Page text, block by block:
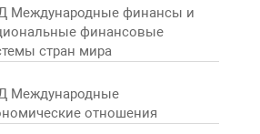
Международные финансы и
финансовые
стран мира
Международные
отношения